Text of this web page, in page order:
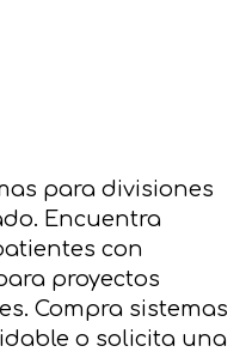
para divisiones
Encuentra
con
proyectos
Compra sistemas
o solicita una